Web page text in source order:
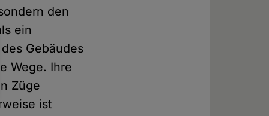
den
ein
Gebäudes
Wege. Ihre
Züge
ist